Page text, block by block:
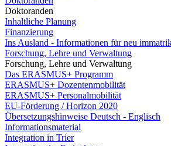
Doktoranden
Inhaltliche Planung
Finanzierung
Ins Ausland - Informationen für neu
Forschung, Lehre und Verwaltung
Forschung, Lehre und Verwaltung
Das ERASMUS+ Programm
ERASMUS+ Dozentenmobilität
ERASMUS+ Personalmobilität
EU-Förderung / Horizon 2020
Übersetzungshinweise Deutsch - Englisch
Informationsmaterial
Integration in Trier